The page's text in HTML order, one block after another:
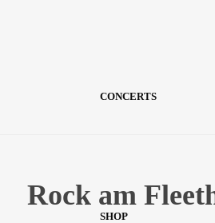
CONCERTS
SHOP
Rock am